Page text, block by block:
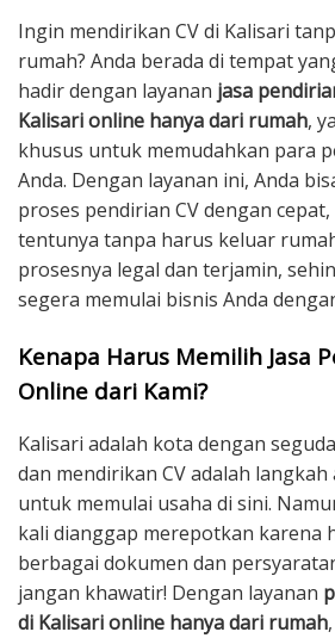
Ingin mendirikan CV di Kalisari
rumah? Anda berada di tempat
hadir dengan layanan jasa
Kalisari online hanya dari rumah,
khusus untuk memudahkan para
Anda. Dengan layanan ini, Anda
proses pendirian CV dengan
tentunya tanpa harus keluar
prosesnya legal dan terjamin,
segera memulai bisnis Anda
Kenapa Harus Memilih Jasa
Online dari Kami?
Kalisari adalah kota dengan
dan mendirikan CV adalah
untuk memulai usaha di sini.
kali dianggap merepotkan karena
berbagai dokumen dan
jangan khawatir! Dengan layanan
di Kalisari online hanya dari rumah